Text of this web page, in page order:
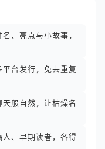
、亮点与小故事，
台发行，免去重复
般自然，让枯燥名
、早期读者，各得